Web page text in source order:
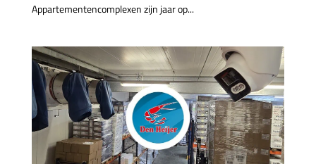
Appartementencomplexen zijn jaar op...